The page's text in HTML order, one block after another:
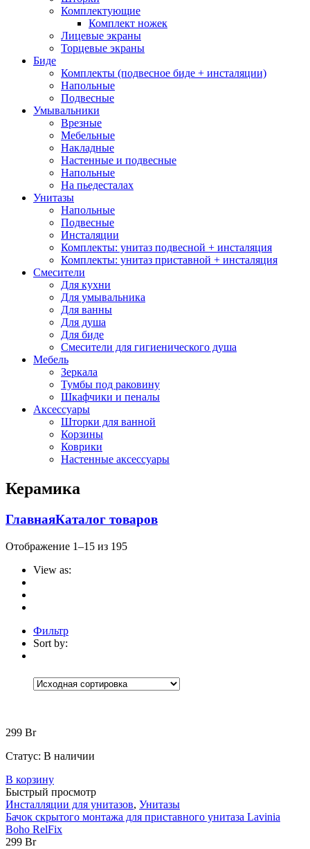
Комплектующие
Комплект ножек
Лицевые экраны
Торцевые экраны
Биде
Комплекты (подвесное биде + инсталяции)
Напольные
Подвесные
Умывальники
Врезные
Мебельные
Накладные
Настенные и подвесные
Напольные
На пьедесталах
Унитазы
Напольные
Подвесные
Инсталяции
Комплекты: унитаз подвесной + инсталяция
Комплекты: унитаз приставной + инсталяция
Смесители
Для кухни
Для умывальника
Для ванны
Для душа
Для биде
Смесители для гигиенического душа
Мебель
Зеркала
Тумбы под раковину
Шкафчики и пеналы
Аксессуары
Шторки для ванной
Корзины
Коврики
Настенные аксессуары
Керамика
ГлавнаяКаталог товаров
Отображение 1–15 из 195
View as:
Фильтр
Sort by:
Категории Категории
Настенные и подвесные
На пьедесталах(7)
299 Br
Статус: В наличии
В корзину
Быстрый просмотр
Инсталляции для унитазов, Унитазы
Бачок скрытого монтажа для приставного унитаза Lavinia
Boho RelFix
299 Br